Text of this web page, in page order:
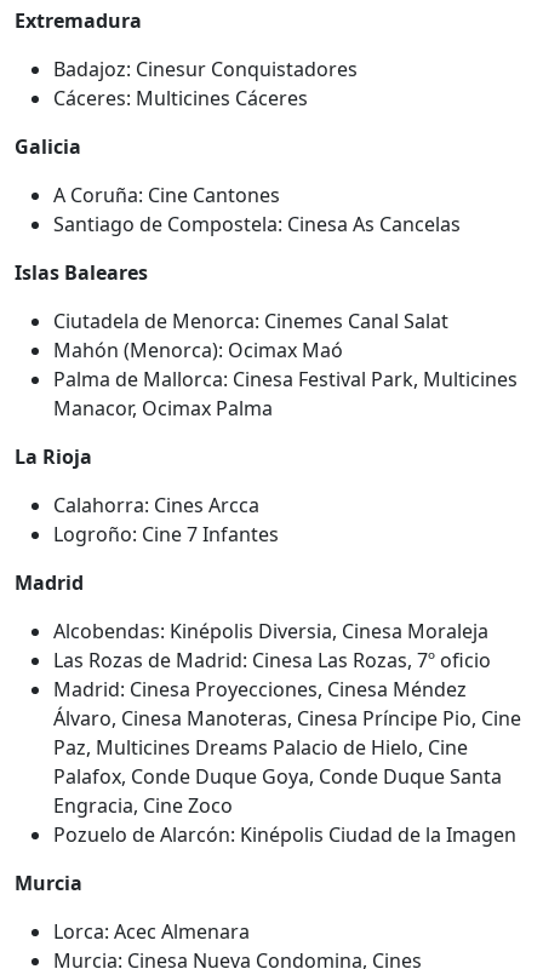
Extremadura
Badajoz: Cinesur Conquistadores
Cáceres: Multicines Cáceres
Galicia
A Coruña: Cine Cantones
Santiago de Compostela: Cinesa As Cancelas
Islas Baleares
Ciutadela de Menorca: Cinemes Canal Salat
Mahón (Menorca): Ocimax Maó
Palma de Mallorca: Cinesa Festival Park, Multicines
Manacor, Ocimax Palma
La Rioja
Calahorra: Cines Arcca
Logroño: Cine 7 Infantes
Madrid
Alcobendas: Kinépolis Diversia, Cinesa Moraleja
Las Rozas de Madrid: Cinesa Las Rozas, 7º oficio
Madrid: Cinesa Proyecciones, Cinesa Méndez
Álvaro, Cinesa Manoteras, Cinesa Príncipe Pio, Cine
Paz, Multicines Dreams Palacio de Hielo, Cine
Palafox, Conde Duque Goya, Conde Duque Santa
Engracia, Cine Zoco
Pozuelo de Alarcón: Kinépolis Ciudad de la Imagen
Murcia
Lorca: Acec Almenara
Murcia: Cinesa Nueva Condomina, Cines